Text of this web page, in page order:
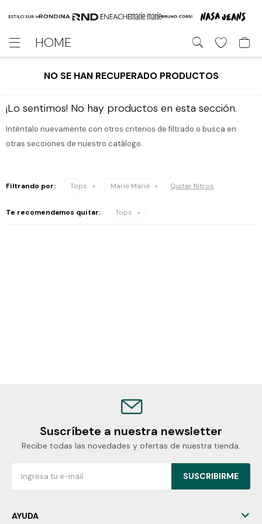
HOME

NO SE HAN RECUPERADO PRODUCTOS
¡Lo sentimos! No hay productos en esta sección.
Inténtalo nuevamente con otros criterios de filtrado o busca en
otras secciones de nuestro catálogo.
Filtrando por: Tops Marie Marie Quitar filtros
Te recomendamos quitar: Tops
Suscríbete a nuestra newsletter
Recibe todas las novedades y ofertas de nuestra tienda.
SUSCRIBIRME
AYUDA